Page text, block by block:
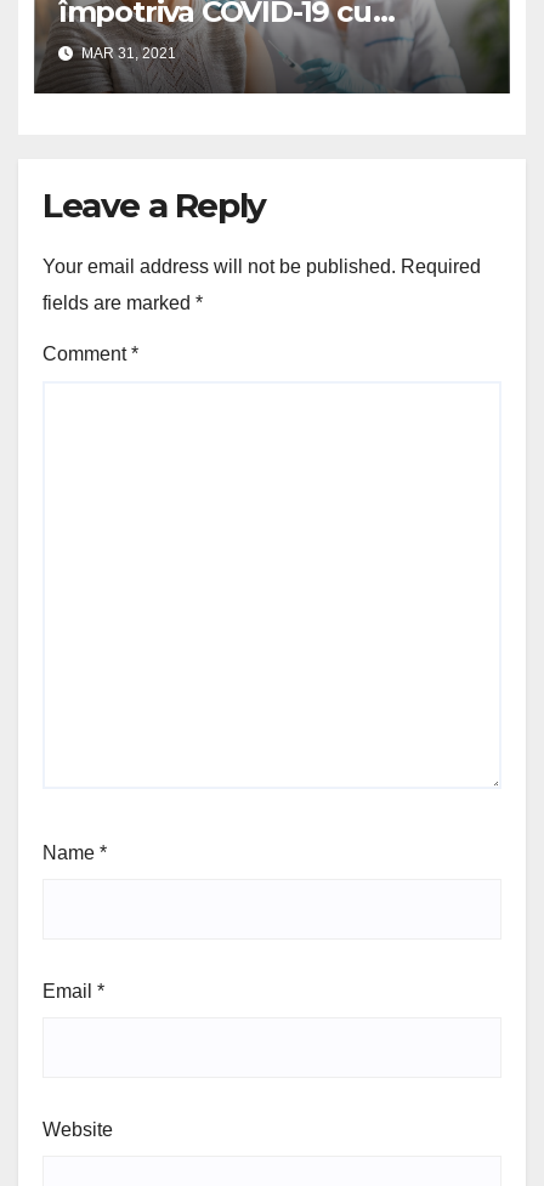
împotriva COVID-19 cu
ambele doze nu transmit
coronavirusul
MAR 31, 2021
Leave a Reply
Your email address will not be published. Required
fields are marked *
Comment*
Name *
Email *
Website